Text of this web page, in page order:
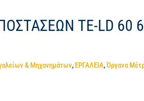
TE-LD 60
& Μηχανημάτων, ΕΡΓΑΛΕΙΑ,Όργανα